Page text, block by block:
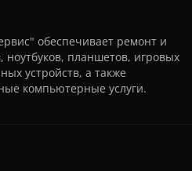
обеспечивает ремонт и
планшетов, игровых
устройств, а также
компьютерные услуги.